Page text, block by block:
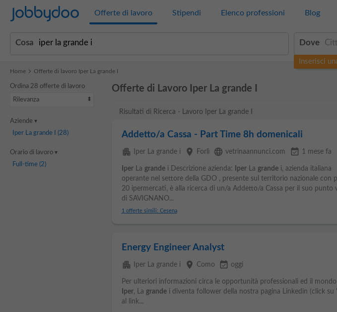
Jobbydoo Offerte di lavoro Stipendi Elenco professioni Blog
Cosa Dove
Inserisci
Home Offerte di lavoro Iper La grande I
Ordina 28 offerte di lavoro
Rilevanza
Aziende
Iper La grande I
(28)
Orario di lavoro
Full-time(2)
Offerte di Lavoro Iper La grande I
Risultati di Ricerca - Lavoro Iper La grande I
Addetto/a Cassa - Part Time 8h domenicali
apartment Iper La grande i place Forlì language vetrinaannunci.com event_available 1 mese fa
IperLa grandei Descrizione azienda: IperLa grandei, azienda italiana
operante nel settore della GDO , presente sul territorio nazionale con
20 ipermercati, è alla ricerca di un/a Addetto/a Cassa per il suo punto
di SAVIGNANO...
1 offerte simili: Cesena
Energy Engineer Analyst
apartment Iper La grande i place Como event_available oggi
Per ulteriori informazioni circa le opportunità professionali ed il
Iper, La grandei diventa follower della nostra pagina Linkedin (click su
al link...